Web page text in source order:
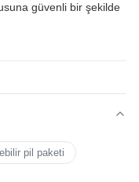
güvenli bir şekilde
pil paketi